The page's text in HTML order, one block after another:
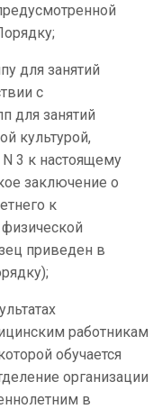
для занятий
с
для занятий
культурой,
3 к настоящему
заключение о
к
приведен в
работникам
обучается
организации
в